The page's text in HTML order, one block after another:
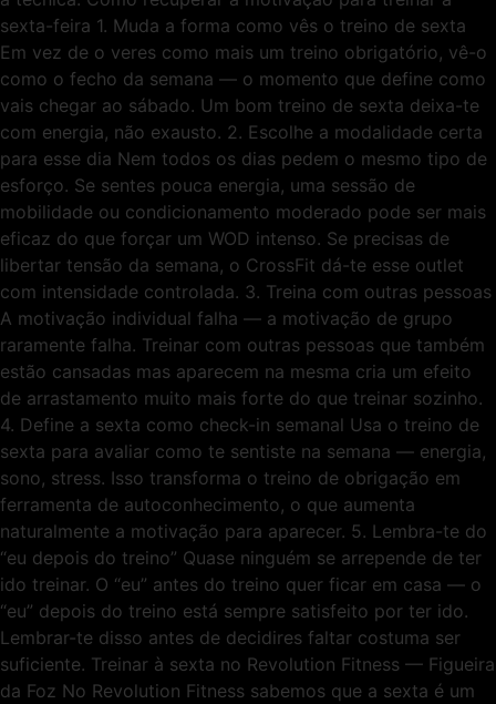
sexta-feira 1. Muda a forma como vês o treino de sexta
Em vez de o veres como mais um treino obrigatório, vê-o
como o fecho da semana — o momento que define como
vais chegar ao sábado. Um bom treino de sexta deixa-te
com energia, não exausto. 2. Escolhe a modalidade certa
para esse dia Nem todos os dias pedem o mesmo tipo de
esforço. Se sentes pouca energia, uma sessão de
mobilidade ou condicionamento moderado pode ser mais
eficaz do que forçar um WOD intenso. Se precisas de
libertar tensão da semana, o CrossFit dá-te esse outlet
com intensidade controlada. 3. Treina com outras pessoas
A motivação individual falha — a motivação de grupo
raramente falha. Treinar com outras pessoas que também
estão cansadas mas aparecem na mesma cria um efeito
de arrastamento muito mais forte do que treinar sozinho.
4. Define a sexta como check-in semanal Usa o treino de
sexta para avaliar como te sentiste na semana — energia,
sono, stress. Isso transforma o treino de obrigação em
ferramenta de autoconhecimento, o que aumenta
naturalmente a motivação para aparecer. 5. Lembra-te do
“eu depois do treino” Quase ninguém se arrepende de ter
ido treinar. O “eu” antes do treino quer ficar em casa — o
“eu” depois do treino está sempre satisfeito por ter ido.
Lembrar-te disso antes de decidires faltar costuma ser
suficiente. Treinar à sexta no Revolution Fitness — Figueira
da Foz No Revolution Fitness sabemos que a sexta é um